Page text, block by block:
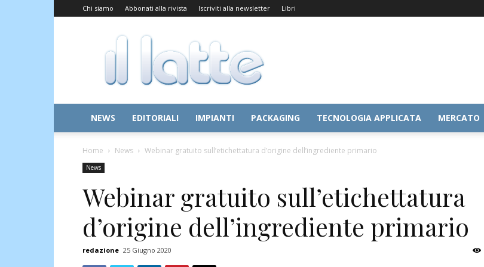
Chi siamo Abbonati alla rivista Iscriviti alla newsletter Libri
Il
Latte
NEWS EDITORIALI IMPIANTI PACKAGING TECNOLOGIA APPLICATA MERCATO
Home News Webinar gratuito sull’etichettatura d’origine dell’ingrediente primario
News
Webinar gratuito sull’etichettatura
d’origine dell’ingrediente primario
redazione 25 Giugno 2020